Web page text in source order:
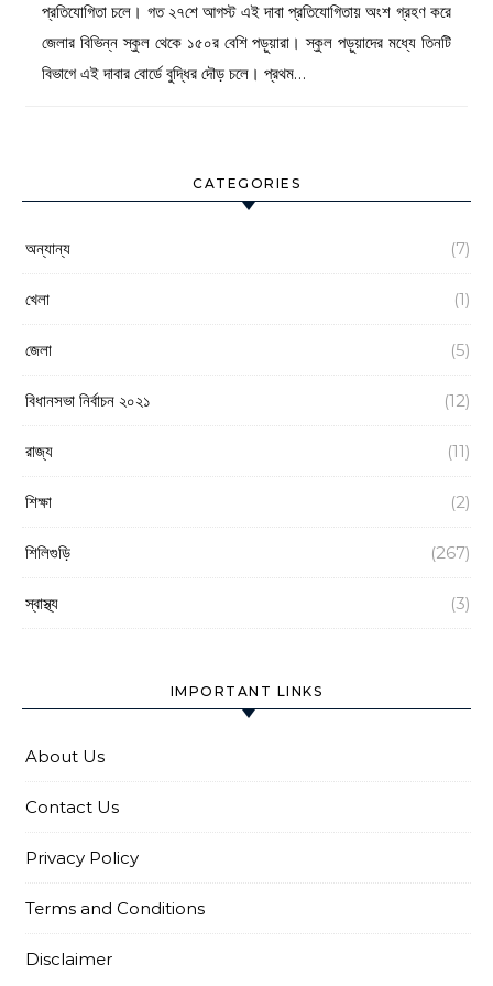
প্রতিযোগিতা চলে। গত ২৭শে আগস্ট এই দাবা প্রতিযোগিতায় অংশ গ্রহণ করে
জেলার বিভিন্ন স্কুল থেকে ১৫০র বেশি পড়ুয়ারা। স্কুল পড়ুয়াদের মধ্যে তিনটি
বিভাগে এই দাবার বোর্ডে বুদ্ধির দৌড় চলে। প্রথম…
CATEGORIES
অন্যান্য (7)
খেলা (1)
জেলা (5)
বিধানসভা নির্বাচন ২০২১ (12)
রাজ্য (11)
শিক্ষা (2)
শিলিগুড়ি (267)
স্বাস্থ্য (3)
IMPORTANT LINKS
About Us
Contact Us
Privacy Policy
Terms and Conditions
Disclaimer